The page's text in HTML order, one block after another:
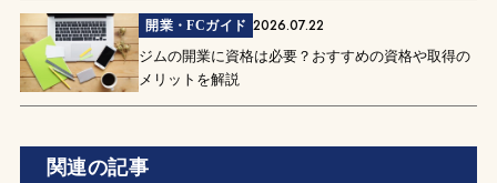
開業・FCガイド 2026.07.22
ジムの開業に資格は必要？おすすめの資格や取得の
メリットを解説
関連の記事